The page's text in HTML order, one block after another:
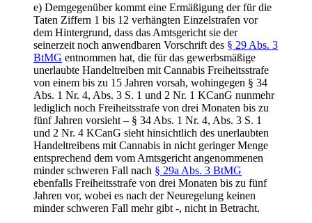
e) Demgegenüber kommt eine Ermäßigung der für die
Taten Ziffern 1 bis 12 verhängten Einzelstrafen vor
dem Hintergrund, dass das Amtsgericht sie der
seinerzeit noch anwendbaren Vorschrift des § 29 Abs. 3
BtMG entnommen hat, die für das gewerbsmäßige
unerlaubte Handeltreiben mit Cannabis Freiheitsstrafe
von einem bis zu 15 Jahren vorsah, wohingegen § 34
Abs. 1 Nr. 4, Abs. 3 S. 1 und 2 Nr. 1 KCanG nunmehr
lediglich noch Freiheitsstrafe von drei Monaten bis zu
fünf Jahren vorsieht – § 34 Abs. 1 Nr. 4, Abs. 3 S. 1
und 2 Nr. 4 KCanG sieht hinsichtlich des unerlaubten
Handeltreibens mit Cannabis in nicht geringer Menge
entsprechend dem vom Amtsgericht angenommenen
minder schweren Fall nach § 29a Abs. 3 BtMG
ebenfalls Freiheitsstrafe von drei Monaten bis zu fünf
Jahren vor, wobei es nach der Neuregelung keinen
minder schweren Fall mehr gibt -, nicht in Betracht.